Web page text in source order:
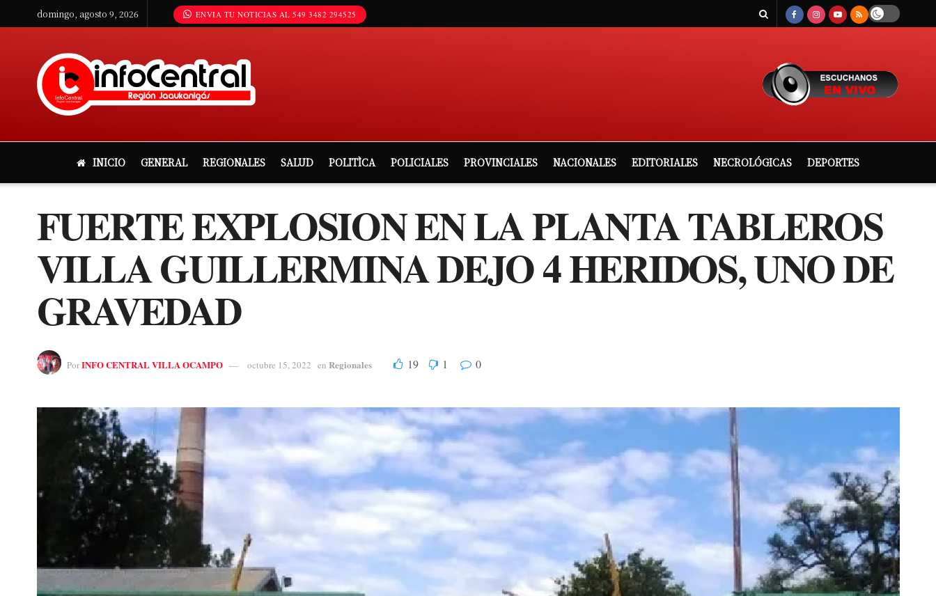
domingo, agosto 9, 2026 ENVIA TU NOTICIAS AL 549 3482 294525
INICIO GENERAL REGIONALES SALUD POLITÌCA POLICIALES PROVINCIALES NACIONALES EDITORIALES NECROLÓGICAS DEPORTES
FUERTE EXPLOSION EN LA PLANTA TABLEROS
VILLA GUILLERMINA DEJO 4 HERIDOS, UNO DE
GRAVEDAD
PorINFO CENTRAL VILLA OCAMPO octubre 15, 2022 en Regionales 19 1 0